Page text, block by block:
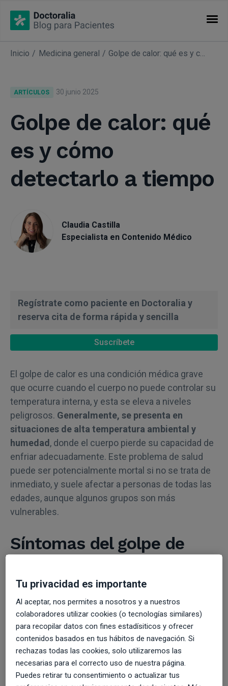
CATEGORÍAS
Especialidades
Inicio Medicina general Golpe de calor: qué es y cómo detectarlo a tiempo
ARTÍCULOS 30 junio 2025
Golpe de calor: qué
es y cómo
detectarlo a tiempo
Claudia Castilla
Especialista en Contenido Médico
Regístrate como paciente en Doctoralia y
reserva cita de forma rápida y sencilla
Suscríbete
El golpe de calor es una condición médica grave
que ocurre cuando el cuerpo no puede controlar su
temperatura interna, y esta se eleva a niveles
peligrosos. Generalmente, se presenta en
situaciones de alta temperatura ambiental y
humedad , donde el cuerpo pierde su capacidad de
enfriar adecuadamente. Este problema de salud
puede ser potencialmente mortal si no se trata de
inmediato, y suele afectar a personas de todas las
edades, aunque algunos grupos son más
vulnerables.
Síntomas del golpe de
Reconocer los síntomas del golpe de calor a
tiempo es fundamental para evitar complicaciones
graves.
Algunos de los signos más comunes incluyen:
Una temperatura corporal elevada
Piel caliente y seca
Confusión
Tu privacidad es importante
Al aceptar, nos permites a nosotros y a nuestros
colaboradores utilizar cookies (o tecnologías similares)
para recopilar datos con fines estadísiticos y ofrecer
contenidos basados en tus hábitos de navegación. Si
rechazas todas las cookies, solo utilizaremos las
necesarias para el correcto uso de nuestra página.
Puedes retirar tu consentimiento o actualizar tus